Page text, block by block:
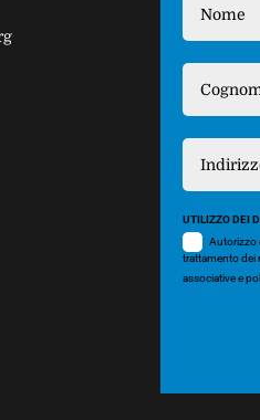
UTILIZZO DEI
Autorizzo
trattamento dei
associative e